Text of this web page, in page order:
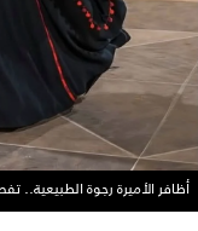
أظافر الأميرة رجوة الطبيعية..